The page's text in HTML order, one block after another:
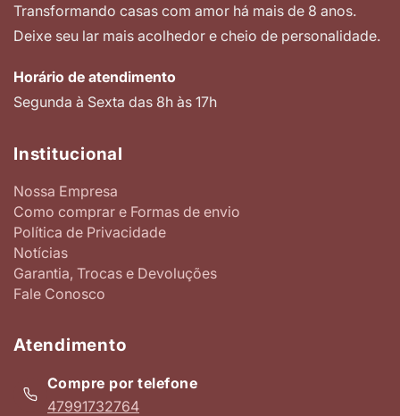
Transformando casas com amor há mais de 8 anos.
Deixe seu lar mais acolhedor e cheio de personalidade.
Horário de atendimento
Segunda à Sexta das 8h às 17h
Institucional
Nossa Empresa
Como comprar e Formas de envio
Política de Privacidade
Notícias
Garantia, Trocas e Devoluções
Fale Conosco
Atendimento
Compre por telefone
47991732764